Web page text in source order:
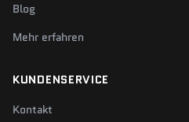
Blog
Mehr erfahren
KUNDENSERVICE
Kontakt